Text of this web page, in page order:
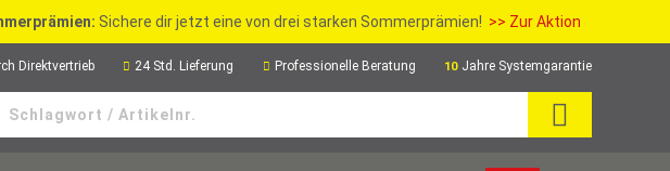
Sichere dir jetzt eine von drei starken Sommerprämien! >> Zur Aktion
Direktvertrieb 24 Std. Lieferung Professionelle Beratung 10 Jahre Systemgarantie